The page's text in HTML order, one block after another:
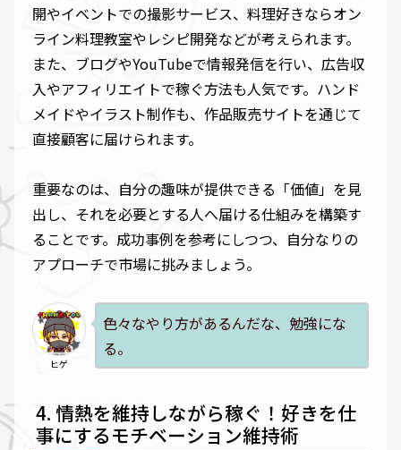
開やイベントでの撮影サービス、料理好きならオン
ライン料理教室やレシピ開発などが考えられます。
また、ブログやYouTubeで情報発信を行い、広告収
入やアフィリエイトで稼ぐ方法も人気です。ハンド
メイドやイラスト制作も、作品販売サイトを通じて
直接顧客に届けられます。
重要なのは、自分の趣味が提供できる「価値」を見
出し、それを必要とする人へ届ける仕組みを構築す
ることです。成功事例を参考にしつつ、自分なりの
アプローチで市場に挑みましょう。
ヒゲ
色々なやり方があるんだな、勉強にな
る。
情熱を維持しながら稼ぐ！好きを仕
事にするモチベーション維持術